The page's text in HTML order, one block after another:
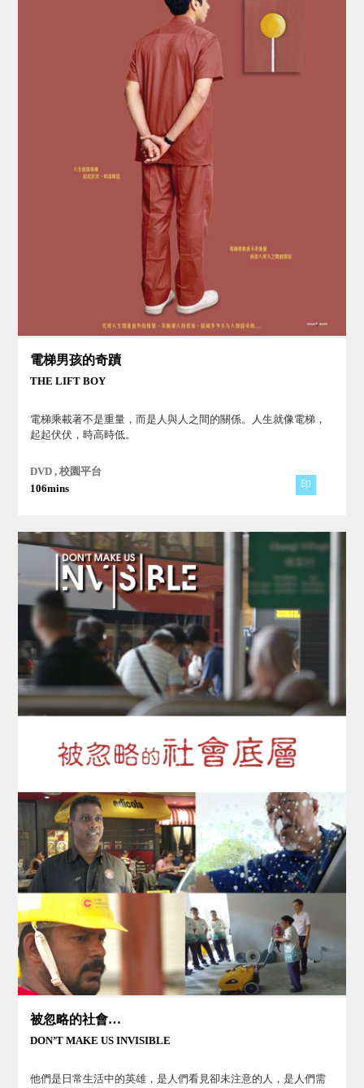
電梯男孩的奇蹟
THE LIFT BOY
電梯乘載著不是重量，而是人與人之間的關係。人生就像電梯，
起起伏伏，時高時低。
DVD , 校園平台
106mins
印
被忽略的社會底層
DON’T MAKE US INVISIBLE
他們是日常生活中的英雄，是人們看見卻未注意的人，是人們需